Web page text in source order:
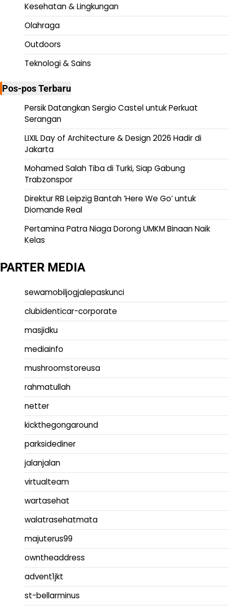
Kesehatan & Lingkungan
Olahraga
Outdoors
Teknologi & Sains
Pos-pos Terbaru
Persik Datangkan Sergio Castel untuk Perkuat
Serangan
LIXIL Day of Architecture & Design 2026 Hadir di
Jakarta
Mohamed Salah Tiba di Turki, Siap Gabung
Trabzonspor
Direktur RB Leipzig Bantah ‘Here We Go’ untuk
Diomande Real
Pertamina Patra Niaga Dorong UMKM Binaan Naik
Kelas
PARTER MEDIA
sewamobiljogjalepaskunci
clubidenticar-corporate
masjidku
mediainfo
mushroomstoreusa
rahmatullah
netter
kickthegongaround
parksidediner
jalanjalan
virtualteam
wartasehat
walatrasehatmata
majuterus99
owntheaddress
advent1jkt
st-bellarminus